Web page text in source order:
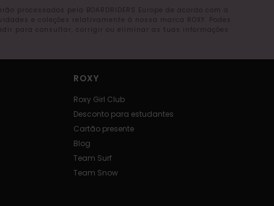
pela BOARDRIDERS Europe de acordo com a
e coleções relativamente à nossa marca ROXY. Podes
para consultar, corrigir ou eliminar as tuas informações
ROXY
Roxy Girl Club
Desconto para estudantes
Cartão presente
Blog
Team Surf
Team Snow